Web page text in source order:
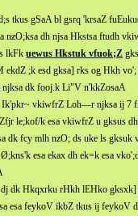
tkus gSaA bl gsrq 'krsaZ
nzO;ksa dh njsa Hkstsa ftudh
lkFkuewus Hkstuk vfuok;Z
ekdZ ;k esd gksa] rks og Hkh
njksa dk fooj.k Li"V n'kkZosaA
vkiwfrZ Loh—r njksa ij 7
le;kof/k esa vkiwfrZ u gksus
dk fcy mlh nzO; ds uke ls gksuk
esa ekax dh ek=k esa
dk Hkqxrku rHkh lEHko
esa feykoV ikbZ tkus ij